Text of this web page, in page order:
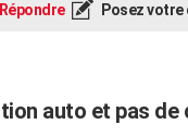
Répondre Posez
auto et pas